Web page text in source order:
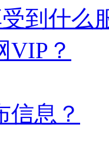
到什么
VIP？
信息？